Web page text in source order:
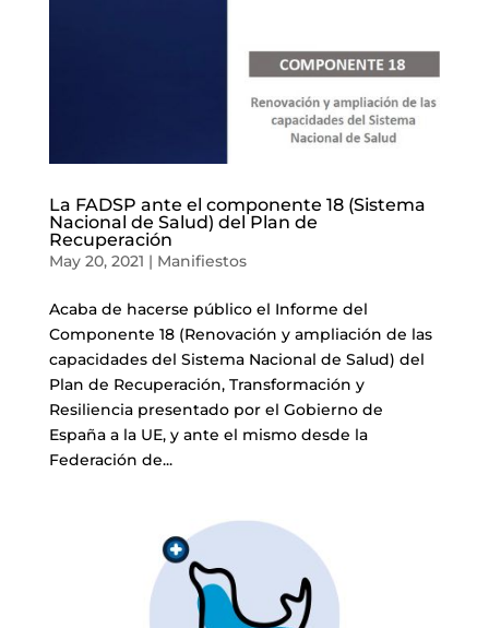
La FADSP ante el componente 18 (Sistema
Nacional de Salud) del Plan de
Recuperación
May 20, 2021 | Manifiestos
Acaba de hacerse público el Informe del
Componente 18 (Renovación y ampliación de las
capacidades del Sistema Nacional de Salud) del
Plan de Recuperación, Transformación y
Resiliencia presentado por el Gobierno de
España a la UE, y ante el mismo desde la
Federación de...